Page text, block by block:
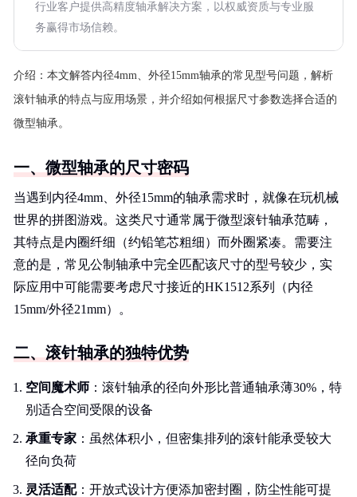
行业客户提供高精度轴承解决方案，以权威资质与专业服
务赢得市场信赖。
介绍： 本文解答内径4mm、外径15mm轴承的常见型号问题，解析
滚针轴承的特点与应用场景，并介绍如何根据尺寸参数选择合适的
微型轴承。
一、微型轴承的尺寸密码
当遇到内径4mm、外径15mm的轴承需求时，就像在玩机械
世界的拼图游戏。这类尺寸通常属于微型滚针轴承范畴，
其特点是内圈纤细（约铅笔芯粗细）而外圈紧凑。需要注
意的是，常见公制轴承中完全匹配该尺寸的型号较少，实
际应用中可能需要考虑尺寸接近的HK1512系列（内径
15mm/外径21mm）。
二、滚针轴承的独特优势
空间魔术师 ：滚针轴承的径向外形比普通轴承薄30%，特
别适合空间受限的设备
承重专家 ：虽然体积小，但密集排列的滚针能承受较大
径向负荷
灵活适配：开放式设计方便添加密封圈，防尘性能可提